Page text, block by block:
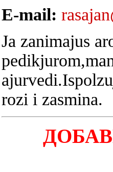
E-mail:
Ja zanimajus
rozi i zasmina.